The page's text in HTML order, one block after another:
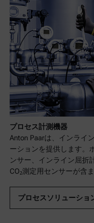
プロセス計測機器
Anton Paarは、インライ
ーションを提供します。
ンサー、インライン屈折
CO₂測定用センサーが含ま
プロセスソリューショ